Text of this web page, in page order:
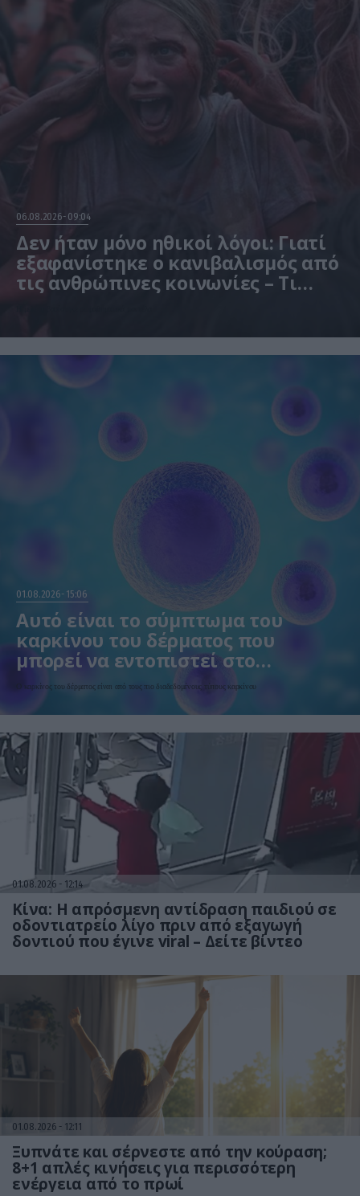
06.08.2026 09:04
Δεν ήταν μόνο ηθικοί λόγοι: Γιατί
εξαφανίστηκε ο κανιβαλισμός από
τις ανθρώπινες κοινωνίες – Τι
01.08.2026 15:06
Αυτό είναι το σύμπτωμα του
καρκίνου του δέρματος που
μπορεί να εντοπιστεί στο
κομμωτήριο! – Τι δείχνει νέα
έρευνα
Ο καρκίνος του δέρματος είναι από τους πιο διαδεδομένους τύπους καρκίνου
01.08.2026 12:14
Κίνα: Η απρόσμενη αντίδραση παιδιού σε
οδοντιατρείο λίγο πριν από εξαγωγή
δοντιού που έγινε viral – Δείτε βίντεο
01.08.2026 12:11
Ξυπνάτε και σέρνεστε από την κούραση;
8+1 απλές κινήσεις για περισσότερη
ενέργεια από το πρωί